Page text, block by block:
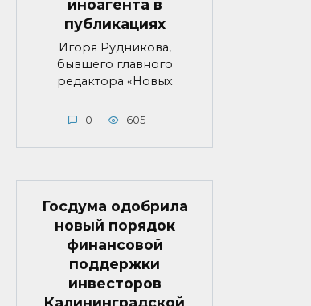
иноагента в
публикациях
Игоря Рудникова,
бывшего главного
редактора «Новых
0 605
Госдума одобрила
новый порядок
финансовой
поддержки
инвесторов
Калининградской